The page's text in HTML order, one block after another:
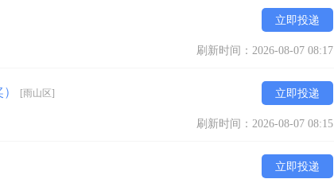
立即投递
刷新时间：2026-08-07 08:17
[雨山区] 立即投递
刷新时间：2026-08-07 08:15
立即投递